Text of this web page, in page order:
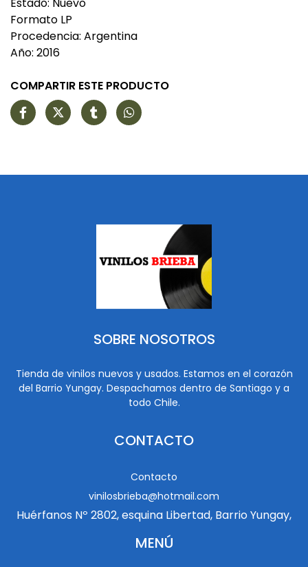
Formato LP
Procedencia: Argentina
Año: 2016
COMPARTIR ESTE PRODUCTO
SOBRE NOSOTROS
Tienda de vinilos nuevos y usados. Estamos en el corazón
del Barrio Yungay. Despachamos dentro de Santiago y a
todo Chile.
CONTACTO
Contacto
vinilosbrieba@hotmail.com
Huérfanos Nº 2802, esquina Libertad, Barrio Yungay,
MENÚ